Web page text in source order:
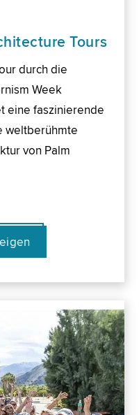
Tours
durch die
Week
eine faszinierende
weltberühmte
von Palm